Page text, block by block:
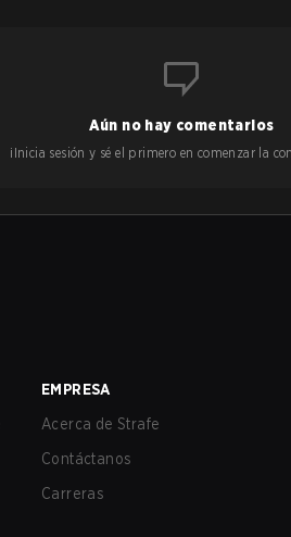
Aún no hay comentarios
¡Inicia sesión y sé el primero en comenzar la
EMPRESA
Acerca de Strafe
Contáctanos
Carreras